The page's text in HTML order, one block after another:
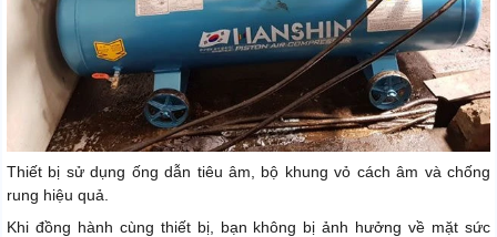
Thiết bị sử dụng ống dẫn tiêu âm, bộ khung vỏ cách âm và chống
rung hiệu quả.
Khi đồng hành cùng thiết bị, bạn không bị ảnh hưởng về mặt sức